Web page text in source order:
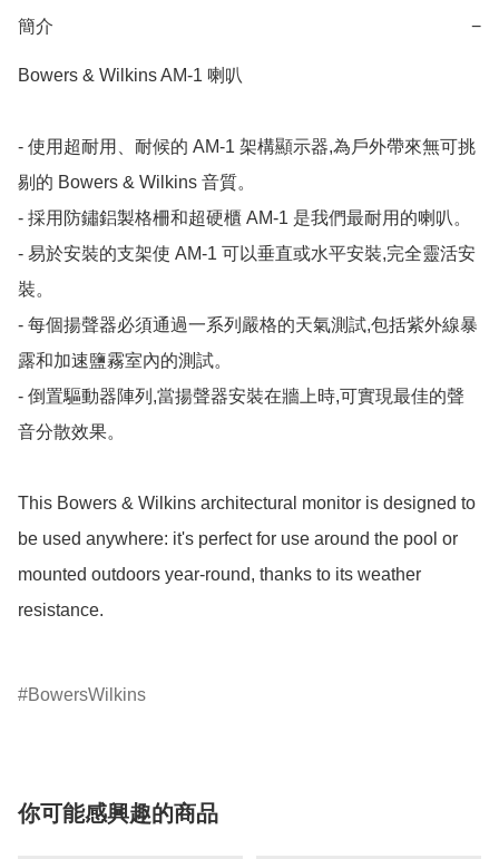
簡介 −
Bowers & Wilkins AM-1 喇叭
- 使用超耐用、耐候的 AM-1 架構顯示器,為戶外帶來無可挑
剔的 Bowers & Wilkins 音質。
- 採用防鏽鋁製格柵和超硬櫃 AM-1 是我們最耐用的喇叭。
- 易於安裝的支架使 AM-1 可以垂直或水平安裝,完全靈活安
裝。
- 每個揚聲器必須通過一系列嚴格的天氣測試,包括紫外線暴
露和加速鹽霧室內的測試。
- 倒置驅動器陣列,當揚聲器安裝在牆上時,可實現最佳的聲
音分散效果。 ​
This Bowers & Wilkins architectural monitor is designed to
be used anywhere: it's perfect for use around the pool or
mounted outdoors year-round, thanks to its weather
resistance.
BowersWilkins
你可能感興趣的商品